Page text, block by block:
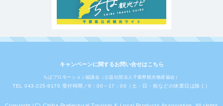
キャンペーンに関するお問い合せはこちら
ちばプロモーション協議会（公益社団法人千葉県観光物産協会）
TEL 043-225-9170 受付時間／9：00～17：00（土・日・祝などの休業日は除く）